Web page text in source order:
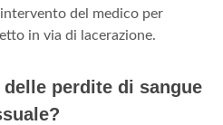
del medico per
in via di lacerazione.
perdite di sangue